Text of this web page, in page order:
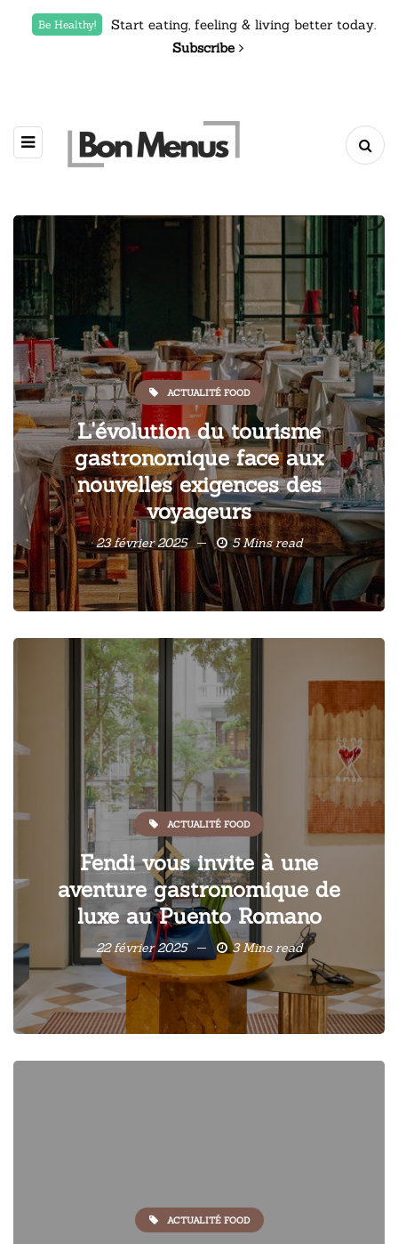
Be Healthy!
Start eating, feeling & living better today.
Subscribe
ACTUALITÉ FOOD
L'évolution du tourisme
gastronomique face aux
nouvelles exigences des
voyageurs
23 février 2025 5 Mins read
ACTUALITÉ FOOD
Fendi vous invite à une
aventure gastronomique de
luxe au Puento Romano
22 février 2025 3 Mins read
ACTUALITÉ FOOD